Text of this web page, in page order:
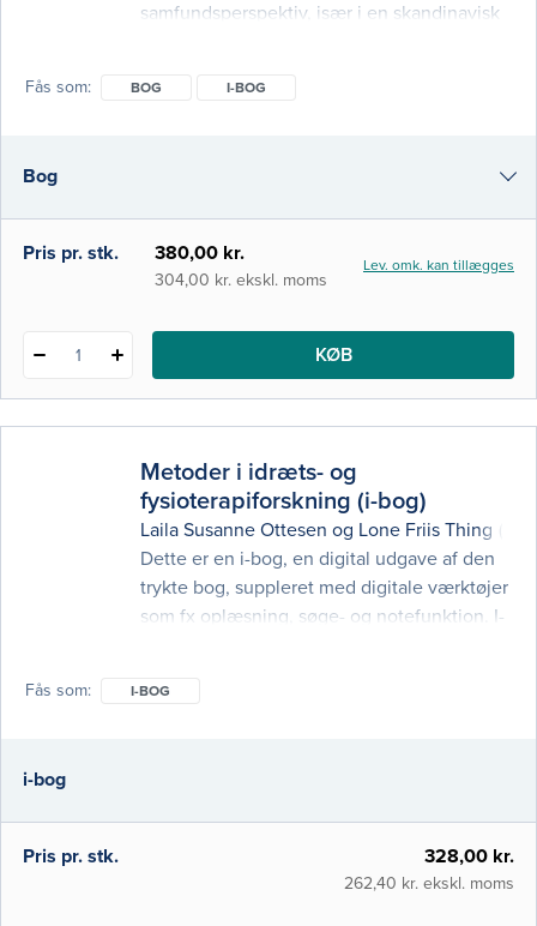
samfundsperspektiv, især i en skandinavisk
tematiske emner. Alle kapitler inddrager
sport og medier samt social kapital,
Fås som BOG I-BOG
Bog
i-bog
Pris pr. stk. 380,00 kr.
304,00 kr. ekskl. moms
Lev. omk. kan tillægges
1 KØB
Metoder i idræts- og
fysioterapiforskning (i-bog)
Laila Susanne Ottesen og Lone Friis Thing
Dette er en i-bog, en digital udgave af den
trykte bog, suppleret med digitale værktøjer
som fx oplæsning, søge- og notefunktion. I-
internetadgang. Metoder i idrætsforskning
opby
Fås som I-BOG
i-bog
Pris pr. stk. 328,00 kr.
262,40 kr. ekskl. moms